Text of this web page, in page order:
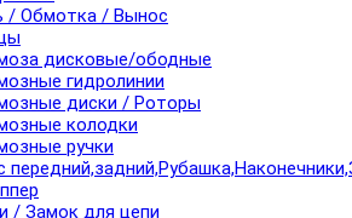
/ Обмотка / Вынос
дисковые/ободные
гидролинии
диски / Роторы
колодки
ручки
/ Замок для цепи